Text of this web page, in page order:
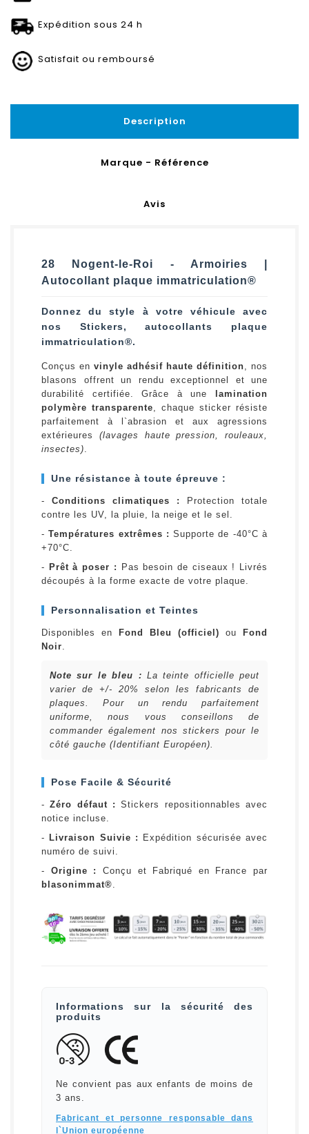
Expédition sous 24 h
Satisfait ou remboursé
Description
Marque - Référence
Avis
28 Nogent-le-Roi - Armoiries |
Autocollant plaque immatriculation®
Donnez du style à votre véhicule avec
nos Stickers, autocollants plaque
immatriculation®.
Conçus en vinyle adhésif haute définition, nos
blasons offrent un rendu exceptionnel et une
durabilité certifiée. Grâce à une
lamination
polymère transparente, chaque sticker résiste
parfaitement à l`abrasion et aux agressions
extérieures (lavages haute pression, rouleaux,
insectes).
Une résistance à toute épreuve :
- Conditions climatiques :
Protection totale
contre les UV, la pluie, la neige et le sel.
-Températures extrêmes : Supporte de -40°C à
+70°C.
- Prêt à poser :
Pas besoin de ciseaux ! Livrés
découpés à la forme exacte de votre plaque.
Personnalisation et Teintes
Disponibles en Fond Bleu (officiel) ou
Fond
Noir.
Note sur le bleu : La teinte officielle peut
varier de +/- 20% selon les fabricants de
plaques. Pour un rendu parfaitement
uniforme, nous vous conseillons de
commander également nos stickers pour le
côté gauche (Identifiant Européen).
Pose Facile & Sécurité
-Zéro défaut : Stickers repositionnables avec
notice incluse.
- Livraison Suivie :
Expédition sécurisée avec
numéro de suivi.
- Origine :
Conçu et Fabriqué en France par
blasonimmat®.
Informations sur la sécurité des
produits
Ne convient pas aux enfants de moins de
3 ans.
Fabricant et personne responsable dans
l`Union européenne